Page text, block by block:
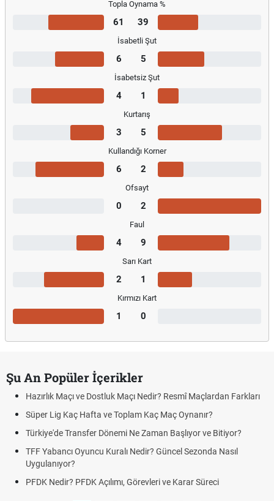
Topla Oynama %
61 39
İsabetli Şut
6 5
İsabetsiz Şut
4 1
Kurtarış
3 5
Kullandığı Korner
6 2
Ofsayt
0 2
Faul
4 9
Sarı Kart
2 1
Kırmızı Kart
1 0
Şu An Popüler İçerikler
Hazırlık Maçı ve Dostluk Maçı Nedir? Resmî Maçlardan Farkları
Süper Lig Kaç Hafta ve Toplam Kaç Maç Oynanır?
Türkiye'de Transfer Dönemi Ne Zaman Başlıyor ve Bitiyor?
TFF Yabancı Oyuncu Kuralı Nedir? Güncel Sezonda Nasıl
Uygulanıyor?
PFDK Nedir? PFDK Açılımı, Görevleri ve Karar Süreci